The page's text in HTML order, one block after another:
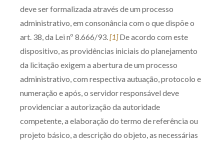
Receba por RSS
Av. Sete de Setembro, 4698
Batel Curitiba/PR CEP80240-000
Telefone (41) 2109-8666
Whatsapp (41) 98881-6616
deve ser formalizada através de um processo
administrativo, em consonância com o que dispõe o
art. 38, da Lei nº 8.666/93.[1]De acordo com este
dispositivo, as providências iniciais do planejamento
da licitação exigem a abertura de um processo
administrativo, com respectiva autuação, protocolo e
numeração e após, o servidor responsável deve
providenciar a autorização da autoridade
competente, a elaboração do termo de referência ou
projeto básico, a descrição do objeto, as necessárias